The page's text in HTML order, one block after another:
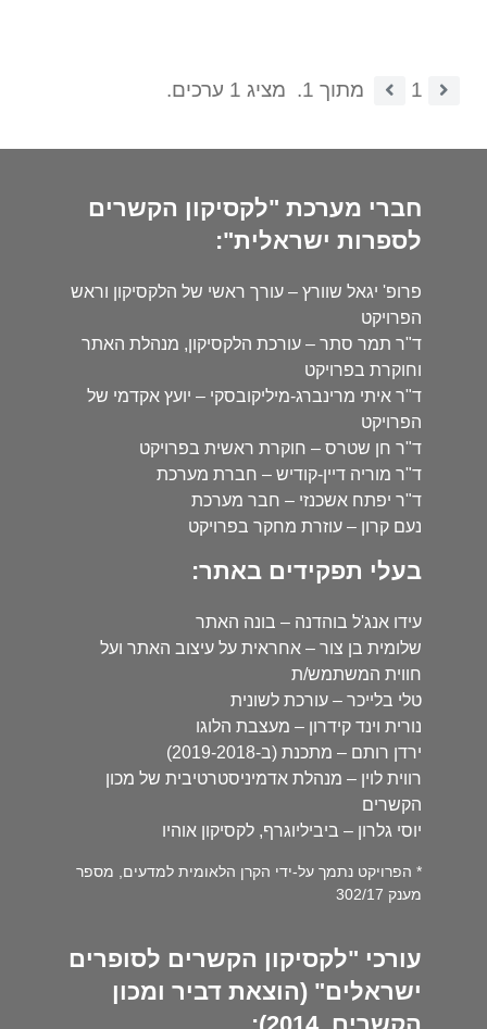
1 מתוך 1. מציג 1 ערכים.
חברי מערכת "לקסיקון הקשרים
לספרות ישראלית":
פרופ' יגאל שוורץ – עורך ראשי של הלקסיקון וראש
הפרויקט
ד"ר תמר סתר – עורכת הלקסיקון, מנהלת האתר
וחוקרת בפרויקט
ד"ר איתי מרינברג-מיליקובסקי – יועץ אקדמי של
הפרויקט
ד"ר חן שטרס – חוקרת ראשית בפרויקט
ד"ר מוריה דיין-קודיש – חברת מערכת
ד"ר יפתח אשכנזי – חבר מערכת
נעם קרון – עוזרת מחקר בפרויקט
בעלי תפקידים באתר:
עידו אנג'ל בוהדנה – בונה האתר
שלומית בן צור – אחראית על עיצוב האתר ועל
חווית המשתמש/ת
טלי בלייכר – עורכת לשונית
נורית וינד קידרון – מעצבת הלוגו
ירדן רותם – מתכנת (ב-2019-2018)
רווית לוין – מנהלת אדמיניסטרטיבית של מכון
הקשרים
יוסי גלרון – ביביליוגרף, לקסיקון אוהיו
* הפרויקט נתמך על-ידי הקרן הלאומית למדעים, מספר
מענק 302/17
עורכי "לקסיקון הקשרים לסופרים
ישראלים" (הוצאת דביר ומכון